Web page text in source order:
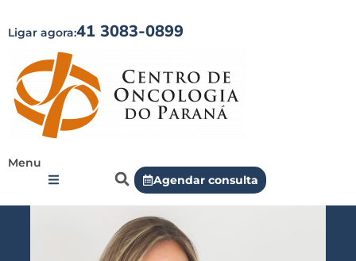
Ligar agora:41 3083-0899
Menu
Agendar consulta